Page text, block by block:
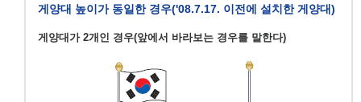
게양대 높이가 동일한 경우('08.7.17. 이전에 설치한 게양대)
게양대가 2개인 경우(앞에서 바라보는 경우를 말한다)